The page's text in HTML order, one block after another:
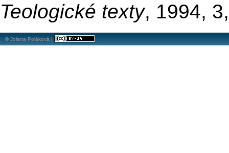
Teologické texty, 1994,
© Jolana Poláková |